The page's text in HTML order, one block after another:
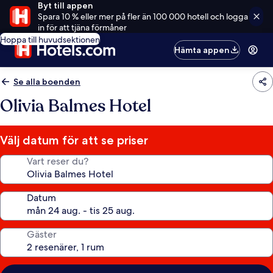
Byt till appen
Spara 10 % eller mer på fler än 100 000 hotell och logga
in för att tjäna förmåner
Hoppa till huvudsektionen
Hämta appen
Se alla boenden
Olivia Balmes Hotel
Välj datum för att se priser
Vart reser du?
Datum
Gäster